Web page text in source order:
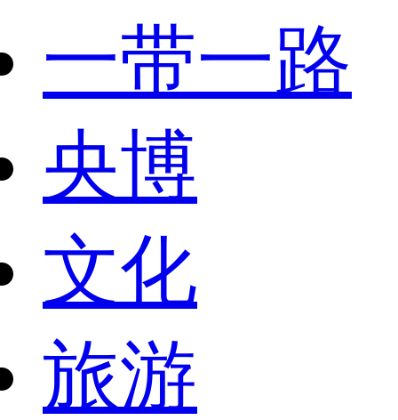
一带一路
央博
文化
旅游